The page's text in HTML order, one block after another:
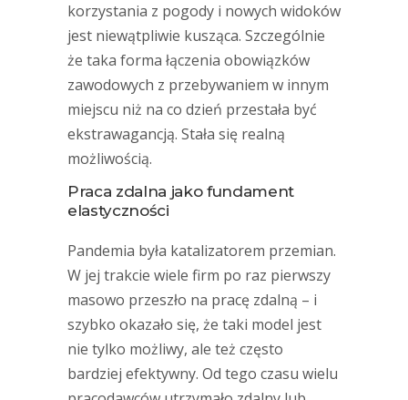
korzystania z pogody i nowych widoków
jest niewątpliwie kusząca. Szczególnie
że taka forma łączenia obowiązków
zawodowych z przebywaniem w innym
miejscu niż na co dzień przestała być
ekstrawagancją. Stała się realną
możliwością.
Praca zdalna jako fundament
elastyczności
Pandemia była katalizatorem przemian.
W jej trakcie wiele firm po raz pierwszy
masowo przeszło na pracę zdalną – i
szybko okazało się, że taki model jest
nie tylko możliwy, ale też często
bardziej efektywny. Od tego czasu wielu